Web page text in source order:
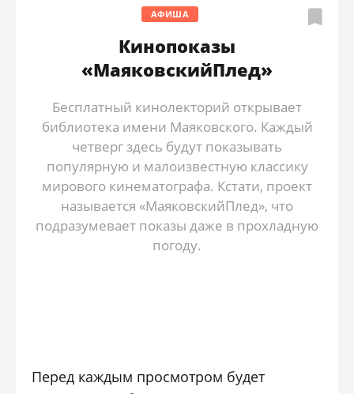
АФИША
Кинопоказы
«МаяковскийПлед»
Бесплатный кинолекторий открывает
библиотека имени Маяковского. Каждый
четверг здесь будут показывать
популярную и малоизвестную классику
мирового кинематографа. Кстати, проект
называется «МаяковскийПлед», что
подразумевает показы даже в прохладную
погоду.
Перед каждым просмотром будет